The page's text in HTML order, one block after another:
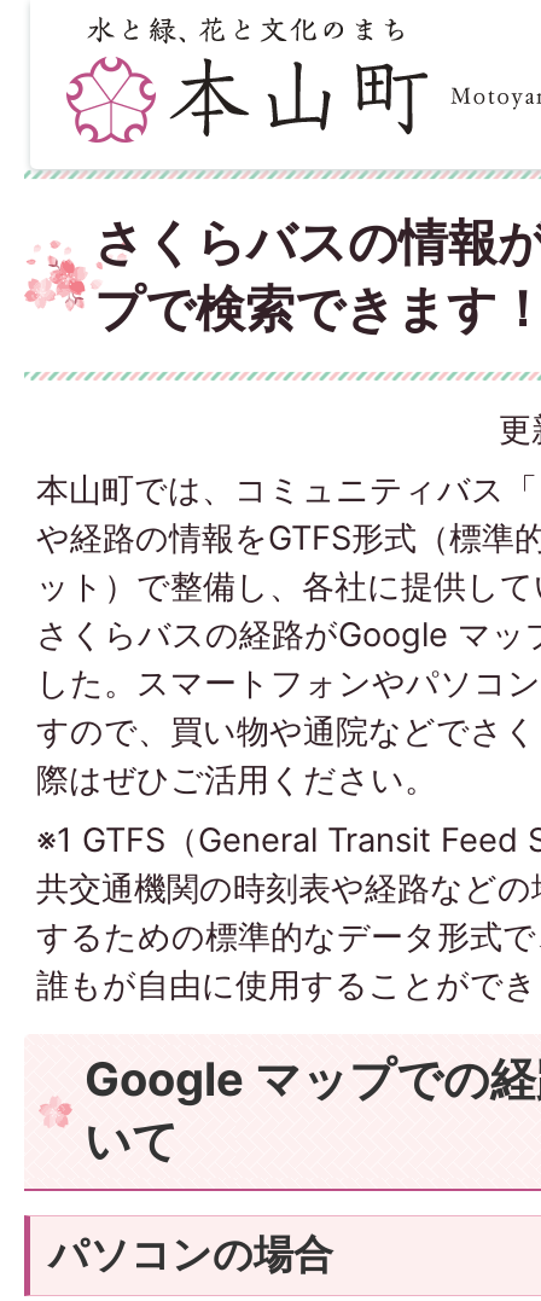
さくらバスの情報
プで検索できます
更
本山町では、コミュニティバス
や経路の情報をGTFS形式（標準
ット）で整備し、各社に提供し
さくらバスの経路がGoogle マッ
した。スマートフォンやパソコ
すので、買い物や通院などでさ
際はぜひご活用ください。
※1 GTFS（General Transit Feed
共交通機関の時刻表や経路など
するための標準的なデータ形式
誰もが自由に使用することがで
Google マップでの
いて
パソコンの場合